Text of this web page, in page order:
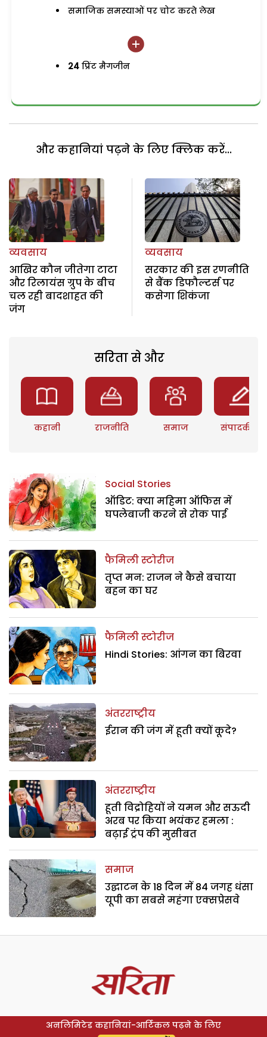
समाजिक समस्याओं पर चोट करते लेख
24 प्रिंट मैगजीन
और कहानियां पढ़ने के लिए क्लिक करें...
व्यवसाय
आखिर कौन जीतेगा टाटा
और रिलायंस ग्रुप के बीच
चल रही बादशाहत की
जंग
व्यवसाय
सरकार की इस रणनीति
से बैंक डिफौल्टर्स पर
कसेगा शिकंजा
सरिता से और
कहानी राजनीति समाज संपादकीय
Social Stories
ऑडिट: क्या महिमा ऑफिस में
घपलेबाजी करने से रोक पाई
फैमिली स्टोरीज
तृप्त मन: राजन ने कैसे बचाया
बहन का घर
फैमिली स्टोरीज
Hindi Stories: आंगन का बिरवा
अंतरराष्ट्रीय
ईरान की जंग में हूती क्यों कूदे?
अंतरराष्ट्रीय
हूती विद्रोहियों ने यमन और सऊदी
अरब पर किया भयंकर हमला :
बढ़ाई ट्रंप की मुसीबत
समाज
उद्घाटन के 18 दिन में 84 जगह धंसा
यूपी का सबसे महंगा एक्सप्रेसवे
अनलिमिटेड कहानियां-आर्टिकल पढ़ने के लिए